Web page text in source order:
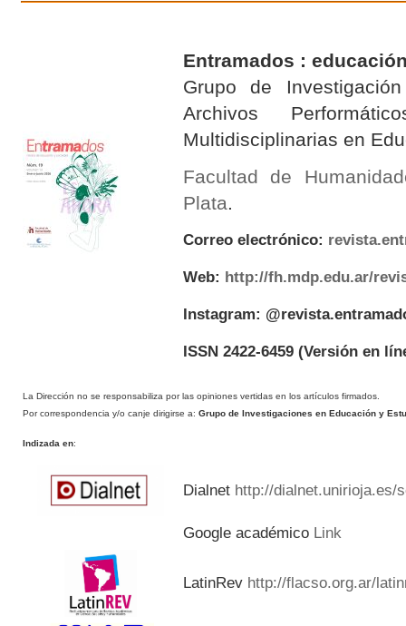
Entramados :
Grupo de
Archivos
Multidisciplinarias en
Facultad de
Plata.
Correo electrónico:
Web: http://fh.mdp.edu.ar/
Instagram:
ISSN 2422-6459(Versión en
La Dirección no se responsabiliza por las opiniones vertidas en los artículos firmados.
Por correspondencia y/o canje dirigirse a: Grupo de Investigaciones en Educación y
Indizada en:
Dialnet http://dialnet.unirioja.es/
Google académico Link
LatinRev http://flacso.org.ar/